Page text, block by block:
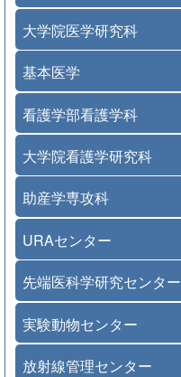
大学院医学研究科
基本医学
看護学部看護学科
大学院看護学研究科
助産学専攻科
URAセンター
先端医科学研究センター
実験動物センター
放射線管理センター